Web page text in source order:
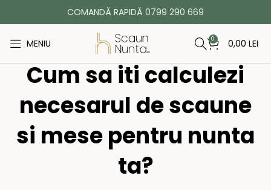
COMANDĂ RAPIDĂ 0799 290 669
MENIU 0 0,00 LEI
Cum sa iti calculezi
necesarul de scaune
si mese pentru nunta
ta?